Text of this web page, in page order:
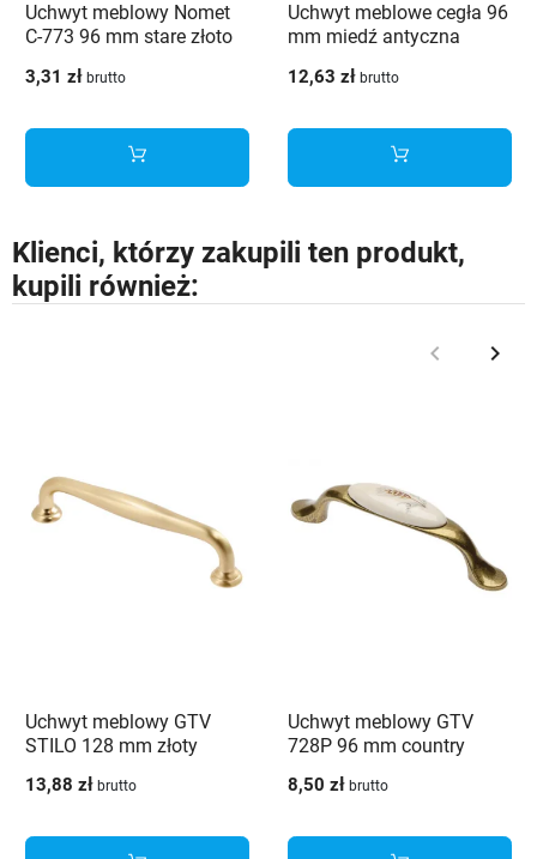
Uchwyt meblowy Nomet
C-773 96 mm stare złoto
3,31 zł brutto
Uchwyt meblowe cegła 96
mm miedź antyczna
12,63 zł brutto
Klienci, którzy zakupili ten produkt,
kupili również:
Poprzedni
keyboard_arrow_left keyboard_arrow_right
Uchwyt meblowy GTV
STILO 128 mm złoty
13,88 zł brutto
Uchwyt meblowy GTV
728P 96 mm country
8,50 zł brutto